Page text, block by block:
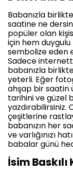
Babanızla
saatine ne
popüler olan
için hem
sembolize eden
Sadece
babanızla
yeterli. Eğer
ahşap bir saatin
tarihini ve güzel
çeşitlerine
babanızın her
ve varlığınızı
babalar günü
İsim